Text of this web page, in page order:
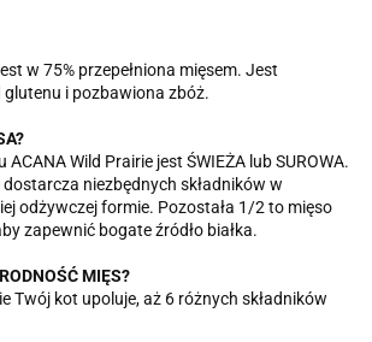
w 75% przepełniona mięsem. Jest
glutenu i pozbawiona zbóż.
Wild Prairie jest ŚWIEŻA lub SUROWA.
dostarcza niezbędnych składników w
odżywczej formie. Pozostała 1/2 to mięso
zapewnić bogate źródło białka.
MIĘS?
Twój kot upoluje, aż 6 różnych składników